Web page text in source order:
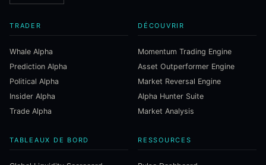
TRADER
Whale Alpha
Prediction Alpha
Political Alpha
Insider Alpha
Trade Alpha
DÉCOUVRIR
Momentum Trading Engine
Asset Outperformer Engine
Market Reversal Engine
Alpha Hunter Suite
Market Analysis
TABLEAUX DE BORD RESSOURCES